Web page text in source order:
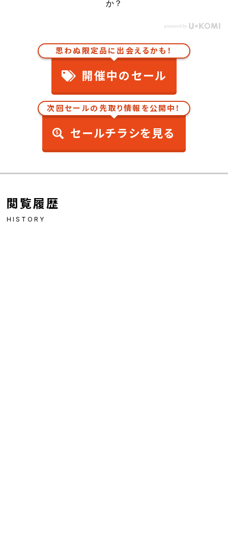
か？
思わぬ限定品に出会えるかも！
開催中のセール
次回セールの先取り情報を公開中！
セールチラシを見る
閲覧履歴
HISTORY